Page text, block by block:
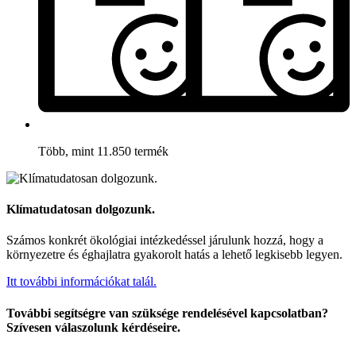
Több, mint 11.850 termék
Klímatudatosan dolgozunk.
Számos konkrét ökológiai intézkedéssel járulunk hozzá, hogy a
környezetre és éghajlatra gyakorolt hatás a lehető legkisebb legyen.
Itt további információkat talál.
További segítségre van szüksége rendelésével kapcsolatban?
Szívesen válaszolunk kérdéseire.